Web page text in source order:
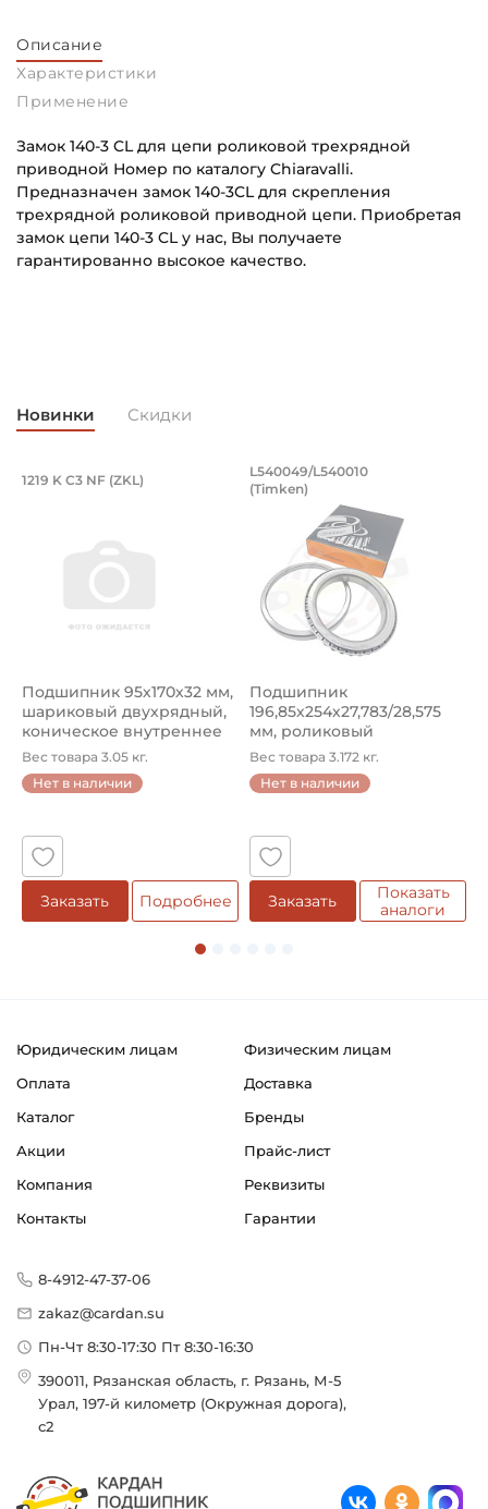
Описание
Характеристики
Применение
Замок 140-3 CL для цепи роликовой трехрядной
приводной Номер по каталогу Chiaravalli.
Предназначен замок 140-3CL для скрепления
трехрядной роликовой приводной цепи. Приобретая
замок цепи 140-3 CL у нас, Вы получаете
гарантированно высокое качество.
Высота цепи:
Тип цепи по конструкции:
Роликовая трехрядная
Стандарт DIN / ISO / ANSI:
Смазка:
Возможность дополнительной смазки
Страна происхождения:
Новинки Скидки
Артикул 94871
8x50 мм, оцинкованный.
разводной 8x50 мм, оцинкованный.
Подшипник 95х170х32 мм, шариковый
Подшипник 95х170х32 мм, шариковый двухрядный,
1219 K C3 NF (ZKL)
Подшипник 95х170х32 мм,
шариковый двухрядный,
коническое внутреннее
кол...
Вес товара 3.05 кг.
Нет в наличии
Заказать Подробнее
Подшипник
Подшипник
L540049/L540010
(Timken)
Подшипник
196,85х254х27,783/28,575
мм, роликовый
однорядный конический
...
Вес товара 3.172 кг.
Нет в наличии
Заказать
Показать
аналоги
Юридическим лицам
Физическим лицам
Оплата
Доставка
Каталог
Бренды
Акции
Прайс-лист
Компания
Реквизиты
Контакты
Гарантии
8-4912-47-37-06
zakaz@cardan.su
Пн-Чт 8:30-17:30 Пт 8:30-16:30
390011, Рязанская область, г. Рязань, М-5
Урал, 197-й километр (Окружная дорога),
с2